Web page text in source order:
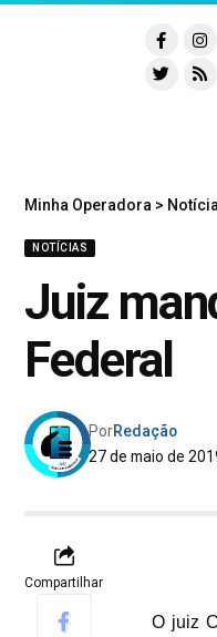
Minha Operadora >
NOTÍCIAS
Juiz
Federal
27 de maio de
PorRedação
Compartilhar
O juiz